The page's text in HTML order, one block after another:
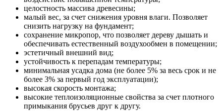
целостность массива древесины;
малый вес, за счет снижения уровня влаги. Позволяет
снизить нагрузку на фундамент;
сохранение микропор, что позволяет дереву дышать и
обеспечивать естественный воздухообмен в помещении;
эстетичный внешний вид;
устойчивость к перепадам температуры;
минимальная усадка дома (не более 5% за весь срок и не
более 3% за первый год эксплуатации);
высокая скорость монтажа;
высокие теплоизоляционные свойства за счет плотного
примыкания брусьев друг к другу.